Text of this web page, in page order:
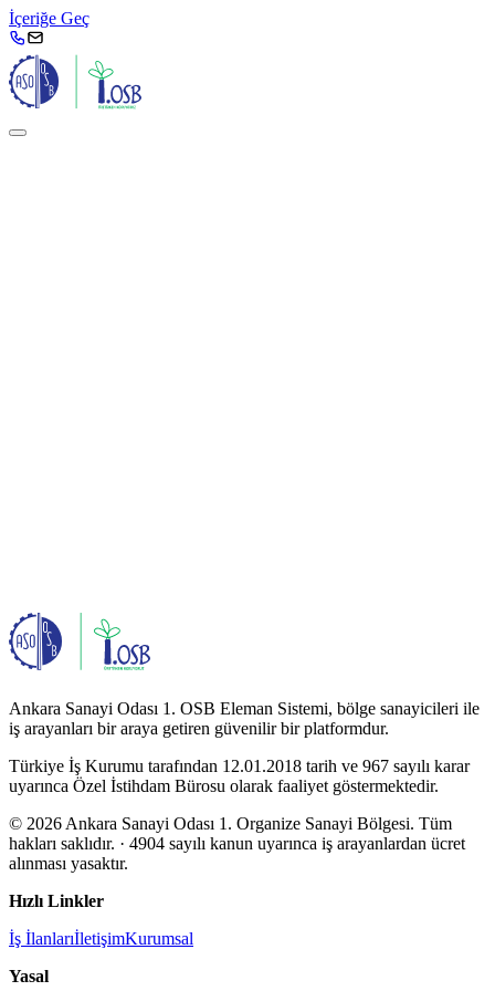
İçeriğe Geç
Ankara Sanayi Odası 1. OSB Eleman Sistemi, bölge sanayicileri ile
iş arayanları bir araya getiren güvenilir bir platformdur.
Türkiye İş Kurumu tarafından 12.01.2018 tarih ve 967 sayılı karar
uyarınca Özel İstihdam Bürosu olarak faaliyet göstermektedir.
© 2026 Ankara Sanayi Odası 1. Organize Sanayi Bölgesi. Tüm
hakları saklıdır. · 4904 sayılı kanun uyarınca iş arayanlardan ücret
alınması yasaktır.
Hızlı Linkler
İş İlanlarıİletişimKurumsal
Yasal